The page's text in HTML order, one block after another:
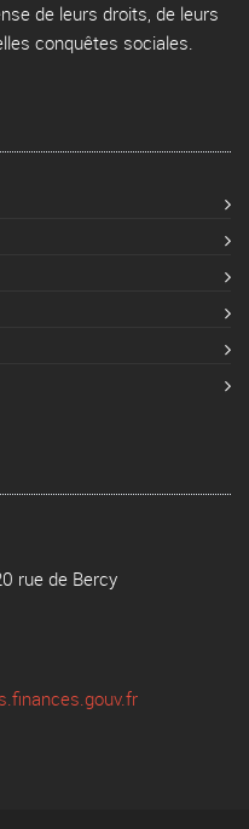
de leurs droits, de leurs
conquêtes sociales.
rue de Bercy